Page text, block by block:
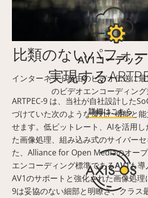
比類のないパフォ
実現する
ARTPEC-9 は、当社が自社設計した
づけていた次のような優れた機能と
せます。低ビットレート、AIを活用
た画像処理、組み込み式のサイバー
た、Alliance for Open Mediaのオー
エンコーディング標準であるAV1も導
AV1のサポートと強化された画像処理
9は妥協のない細部と明瞭さ、クラス
AV1コーデック
インターネット経由のビデオ伝送に
のビデオエンコーディング
詳細はこちら